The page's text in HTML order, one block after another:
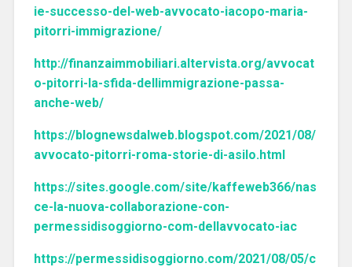
ie-successo-del-web-avvocato-iacopo-maria-
pitorri-immigrazione/
http://finanzaimmobiliari.altervista.org/avvocat
o-pitorri-la-sfida-dellimmigrazione-passa-
anche-web/
https://blognewsdalweb.blogspot.com/2021/08/
avvocato-pitorri-roma-storie-di-asilo.html
https://sites.google.com/site/kaffeweb366/nas
ce-la-nuova-collaborazione-con-
permessidisoggiorno-com-dellavvocato-iac
https://permessidisoggiorno.com/2021/08/05/c